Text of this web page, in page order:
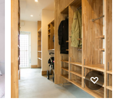
bunten Wänden und
Marmorboden in Straßburg